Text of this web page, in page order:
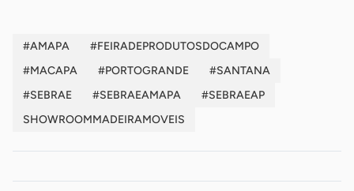
#AMAPA
#FEIRADEPRODUTOSDOCAMPO
#MACAPA
#PORTOGRANDE
#SANTANA
#SEBRAE
#SEBRAEAMAPA
#SEBRAEAP
SHOWROOMMADEIRAMOVEIS